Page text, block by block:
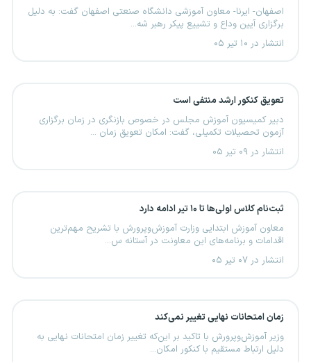
اصفهان- ایرنا- معاون آموزشی دانشگاه صنعتی اصفهان گفت: به دلیل
برگزاری آیین وداع و تشییع پیکر رهبر شه...
انتشار در ۱۰ تیر ۰۵
تعویق کنکور ارشد منتفی است
دبیر کمیسیون آموزش مجلس در خصوص بازنگری در زمان برگزاری
آزمون تحصیلات تکمیلی، گفت: امکان تعویق زمان ...
انتشار در ۰۹ تیر ۰۵
ثبت‌نام کلاس اولی‌ها تا ۱۰ تیر ادامه دارد
معاون آموزش ابتدایی وزارت آموزش‌وپرورش با تشریح مهم‌ترین
اقدامات و برنامه‌های این معاونت در آستانه س...
انتشار در ۰۷ تیر ۰۵
زمان امتحانات نهایی تغییر نمی‌کند
وزیر آموزش‌وپرورش با تاکید بر این‌که تغییر زمان امتحانات نهایی به
دلیل ارتباط مستقیم با کنکور امکان‌...